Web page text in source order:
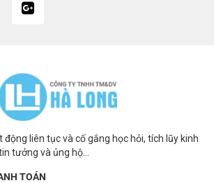
động liên tục và cố gắng học hỏi, tích lũy kinh
tưởng và ủng hộ...
TOÁN